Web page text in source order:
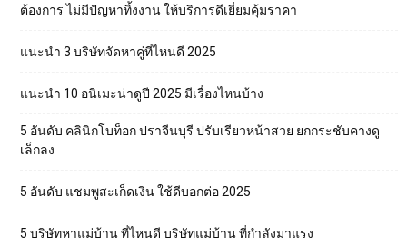
ต้องการ ไม่มีปัญหาทิ้งงาน ให้บริการดีเยี่ยมคุ้มราคา
แนะนำ 3 บริษัทจัดหาคู่ที่ไหนดี 2025
แนะนำ 10 อนิเมะน่าดูปี 2025 มีเรื่องไหนบ้าง
5 อันดับ คลินิกโบท็อก ปราจีนบุรี ปรับเรียวหน้าสวย ยกกระชับคางดู
เล็กลง
5 อันดับ แชมพูสะเก็ดเงิน ใช้ดีบอกต่อ 2025
5 บริษัทหาแม่บ้าน ที่ไหนดี บริษัทแม่บ้าน ที่กำลังมาแรง